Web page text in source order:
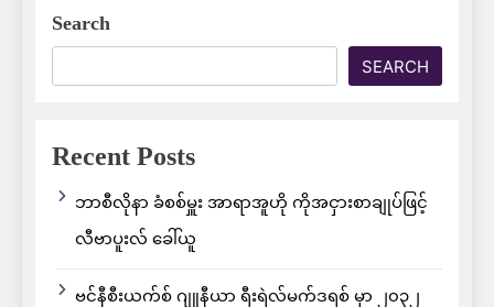
Search
SEARCH
Recent Posts
ဘာစီလိုနာ ခံစစ်မှူး အာရာအူဟို ကိုအငှားစာချုပ်ဖြင့်
လီဗာပူးလ် ခေါ်ယူ
ဗင်နီစီးယက်စ် ဂျူနီယာ ရီးရဲလ်မက်ဒရစ် မှာ ၂၀၃၂